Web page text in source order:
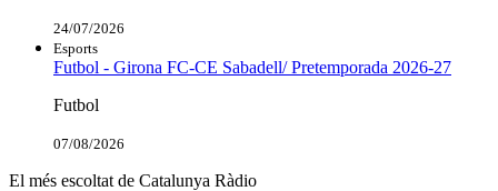
24/07/2026
Esports
Futbol - Girona FC-CE Sabadell/ Pretemporada 2026-27
Futbol
07/08/2026
El més escoltat de Catalunya Ràdio